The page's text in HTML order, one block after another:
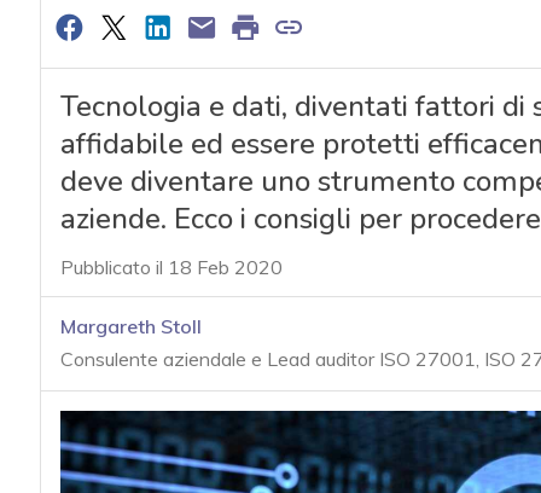
Tecnologia e dati, diventati fattori di
affidabile ed essere protetti
deve diventare uno strumento
aziende. Ecco i consigli per
Pubblicato il 18 Feb 2020
Margareth Stoll
Consulente aziendale e Lead auditor ISO 27001, ISO